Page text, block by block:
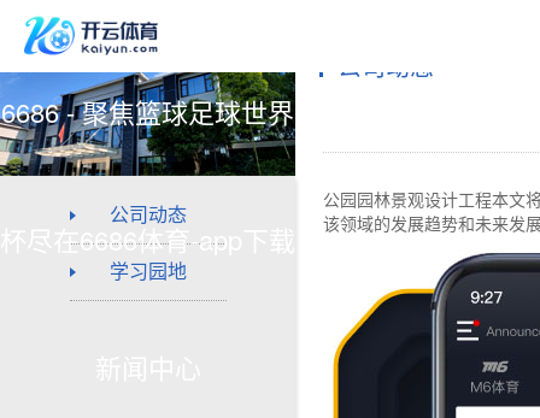
6686 - 聚焦篮球足球世界
杯尽在6686体育-app下载
公司动态
学习园地
公司动态
公园园林景观设计工程本文
该领域的发展趋势和未来发